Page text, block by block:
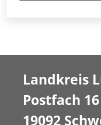
Landkreis
Postfach
19092